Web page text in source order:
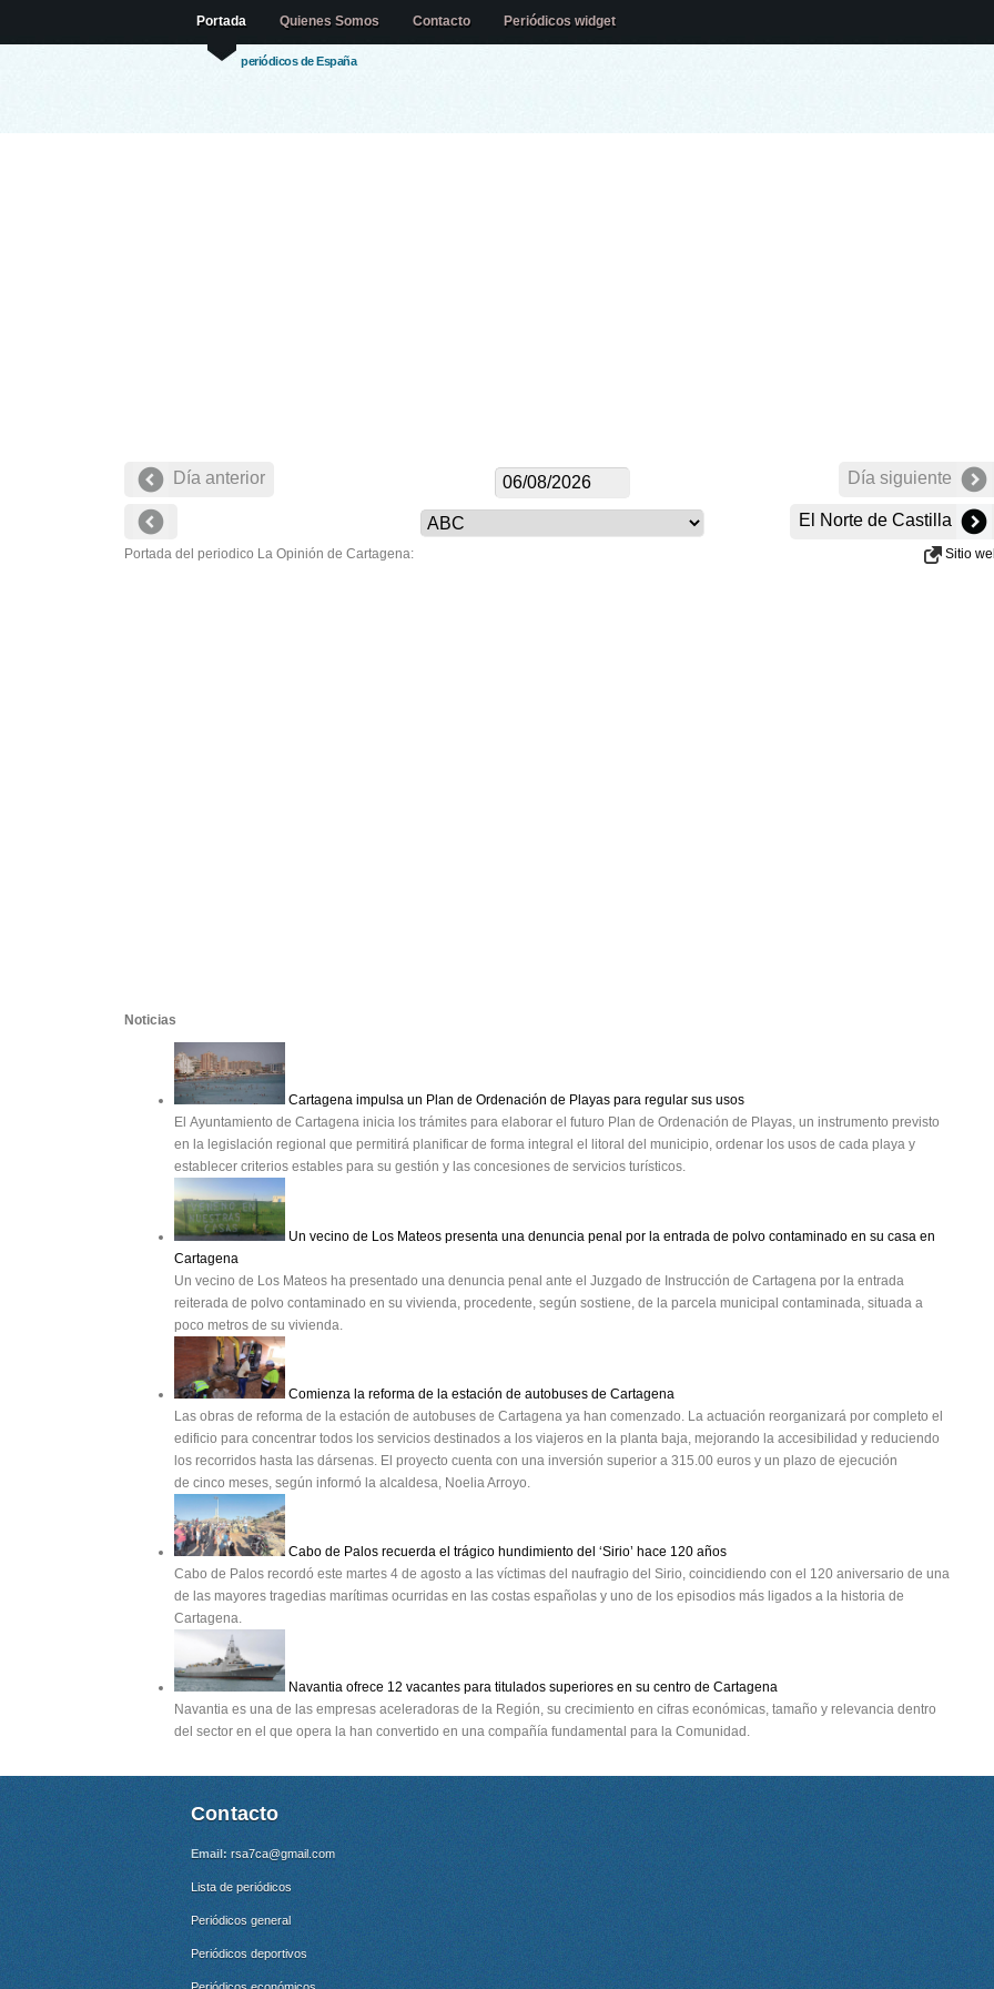
periódicos de España
Portada Quienes Somos Contacto Periódicos widget
Día anterior Día siguiente
El Norte de Castilla
Portada del periodico La Opinión de Cartagena: Sitio
Noticias
Cartagena impulsa un Plan de Ordenación de Playas para regular sus usos
El Ayuntamiento de Cartagena inicia los trámites para elaborar el futuro Plan de Ordenación de Playas, un instrumento previsto
en la legislación regional que permitirá planificar de forma integral el litoral del municipio, ordenar los usos de cada playa y
establecer criterios estables para su gestión y las concesiones de servicios turísticos.
Un vecino de Los Mateos presenta una denuncia penal por la entrada de polvo contaminado en su casa en
Cartagena
Un vecino de Los Mateos ha presentado una denuncia penal ante el Juzgado de Instrucción de Cartagena por la entrada
reiterada de polvo contaminado en su vivienda, procedente, según sostiene, de la parcela municipal contaminada, situada a
poco metros de su vivienda.
Comienza la reforma de la estación de autobuses de Cartagena
Las obras de reforma de la estación de autobuses de Cartagena ya han comenzado. La actuación reorganizará por completo el
edificio para concentrar todos los servicios destinados a los viajeros en la planta baja, mejorando la accesibilidad y reduciendo
los recorridos hasta las dársenas. El proyecto cuenta con una inversión superior a 315.00 euros y un plazo de ejecución
de cinco meses, según informó la alcaldesa, Noelia Arroyo.
Cabo de Palos recuerda el trágico hundimiento del ‘Sirio’ hace 120 años
Cabo de Palos recordó este martes 4 de agosto a las víctimas del naufragio del Sirio, coincidiendo con el 120 aniversario de una
de las mayores tragedias marítimas ocurridas en las costas españolas y uno de los episodios más ligados a la historia de
Cartagena.
Navantia ofrece 12 vacantes para titulados superiores en su centro de Cartagena
Navantia es una de las empresas aceleradoras de la Región, su crecimiento en cifras económicas, tamaño y relevancia dentro
del sector en el que opera la han convertido en una compañía fundamental para la Comunidad.
Contacto
Email: rsa7ca@gmail.com
Lista de periódicos
Periódicos general
Periódicos deportivos